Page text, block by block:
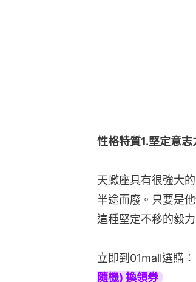
性格特質1.堅定意志
天蠍座具有很強大
半途而廢。只要是
這種堅定不移的毅
立即到01mall選購：
隨機) 換領券